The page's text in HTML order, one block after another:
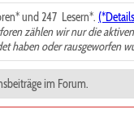
und 247 Lesern*.
zählen wir nur die
haben oder rausgeworfen
im Forum.